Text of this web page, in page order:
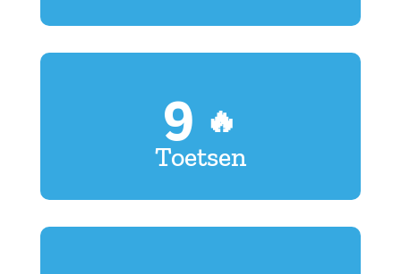
9 🔥
Toetsen